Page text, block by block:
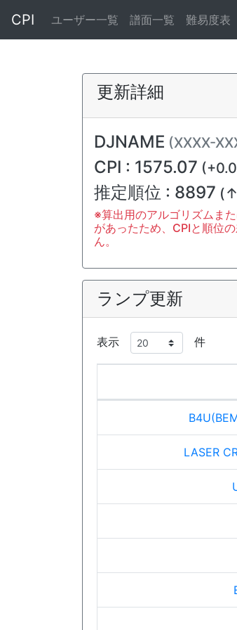
CPI ユーザー一覧 譜面一覧 難易度表
更新詳細
DJNAME (XXXX-
CPI : 1575.07
推定順位 : 8897
※算出用のアルゴリズムま
があったため、CPIと順位
ん。
ランプ更新
表示 件
LASER